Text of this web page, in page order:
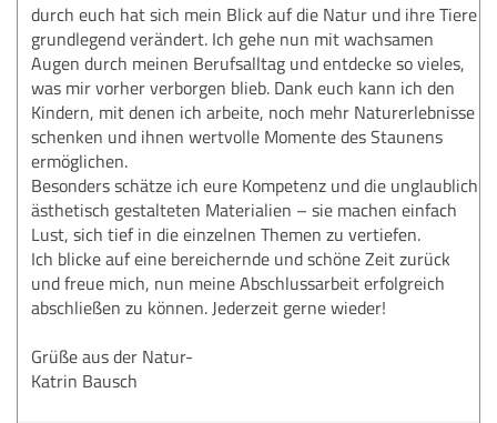
durch euch hat sich mein Blick auf die Natur und ihre Tiere
grundlegend verändert. Ich gehe nun mit wachsamen
Augen durch meinen Berufsalltag und entdecke so vieles,
was mir vorher verborgen blieb. Dank euch kann ich den
Kindern, mit denen ich arbeite, noch mehr Naturerlebnisse
schenken und ihnen wertvolle Momente des Staunens
ermöglichen.
Besonders schätze ich eure Kompetenz und die unglaublich
ästhetisch gestalteten Materialien – sie machen einfach
Lust, sich tief in die einzelnen Themen zu vertiefen.
Ich blicke auf eine bereichernde und schöne Zeit zurück
und freue mich, nun meine Abschlussarbeit erfolgreich
abschließen zu können. Jederzeit gerne wieder!
Grüße aus der Natur-
Katrin Bausch